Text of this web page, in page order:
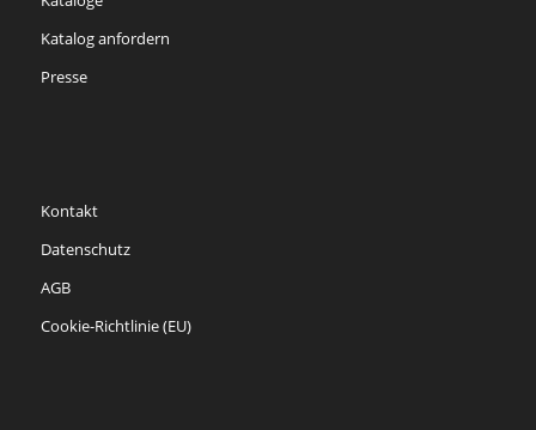
Katalog anfordern
Presse
Kontakt
Datenschutz
AGB
Cookie-Richtlinie (EU)